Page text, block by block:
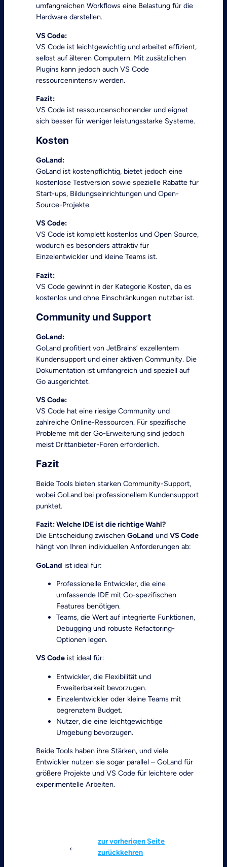
umfangreichen Workflows eine Belastung für die
Hardware darstellen.
VS Code:
VS Code ist leichtgewichtig und arbeitet effizient,
selbst auf älteren Computern. Mit zusätzlichen
Plugins kann jedoch auch VS Code
ressourcenintensiv werden.
Fazit:
VS Code ist ressourcenschonender und eignet
sich besser für weniger leistungsstarke Systeme.
Kosten
GoLand:
GoLand ist kostenpflichtig, bietet jedoch eine
kostenlose Testversion sowie spezielle Rabatte für
Start-ups, Bildungseinrichtungen und Open-
Source-Projekte.
VS Code:
VS Code ist komplett kostenlos und Open Source,
wodurch es besonders attraktiv für
Einzelentwickler und kleine Teams ist.
Fazit:
VS Code gewinnt in der Kategorie Kosten, da es
kostenlos und ohne Einschränkungen nutzbar ist.
Community und Support
GoLand:
GoLand profitiert von JetBrains’ exzellentem
Kundensupport und einer aktiven Community. Die
Dokumentation ist umfangreich und speziell auf
Go ausgerichtet.
VS Code:
VS Code hat eine riesige Community und
zahlreiche Online-Ressourcen. Für spezifische
Probleme mit der Go-Erweiterung sind jedoch
meist Drittanbieter-Foren erforderlich.
Fazit
Beide Tools bieten starken Community-Support,
wobei GoLand bei professionellem Kundensupport
punktet.
Fazit: Welche IDE ist die richtige Wahl?
Die Entscheidung zwischen GoLand und VS Code
hängt von Ihren individuellen Anforderungen ab:
GoLand ist ideal für:
Professionelle Entwickler, die eine
umfassende IDE mit Go-spezifischen
Features benötigen.
Teams, die Wert auf integrierte Funktionen,
Debugging und robuste Refactoring-
Optionen legen.
VS Code ist ideal für:
Entwickler, die Flexibilität und
Erweiterbarkeit bevorzugen.
Einzelentwickler oder kleine Teams mit
begrenztem Budget.
Nutzer, die eine leichtgewichtige
Umgebung bevorzugen.
Beide Tools haben ihre Stärken, und viele
Entwickler nutzen sie sogar parallel – GoLand für
größere Projekte und VS Code für leichtere oder
experimentelle Arbeiten.
zur vorherigen Seite
zurückkehren